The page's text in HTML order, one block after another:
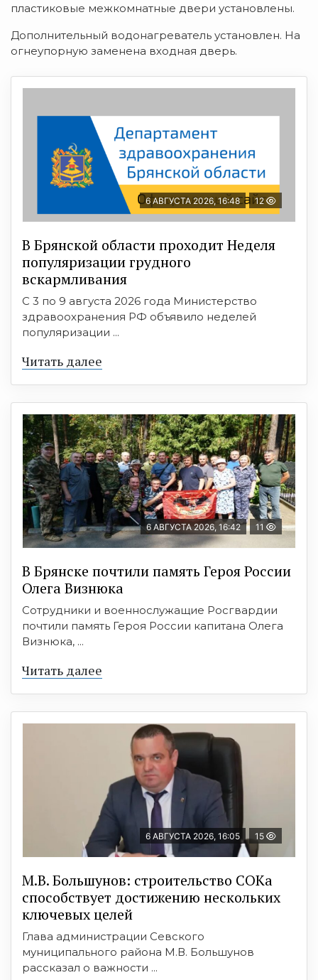
пластиковые межкомнатные двери установлены.
Дополнительный водонагреватель установлен. На
огнеупорную заменена входная дверь.
6 АВГУСТА 2026, 16:48 12
В Брянской области проходит Неделя
популяризации грудного
вскармливания
С 3 по 9 августа 2026 года Министерство
здравоохранения РФ объявило неделей
популяризации ...
Читать далее
6 АВГУСТА 2026, 16:42 11
В Брянске почтили память Героя России
Олега Визнюка
Сотрудники и военнослужащие Росгвардии
почтили память Героя России капитана Олега
Визнюка, ...
Читать далее
6 АВГУСТА 2026, 16:05 15
М.В. Большунов: строительство СОКа
способствует достижению нескольких
ключевых целей
Глава администрации Севского
муниципального района М.В. Большунов
рассказал о важности ...